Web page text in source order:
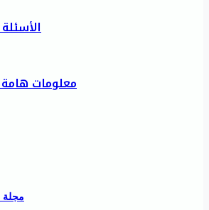
معلومات
مجلة